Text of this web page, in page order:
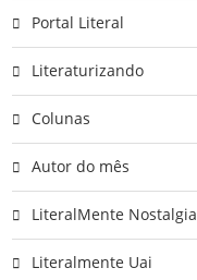
Portal Literal
Literaturizando
Colunas
Autor do mês
LiteralMente Nostalgia
Literalmente Uai